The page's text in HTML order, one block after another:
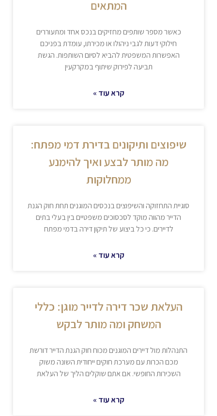
המתאים
כאשר מספר שותפים מחזיקים בנכס אחד ומתעוררים
חילוקי דעות לגבי ניהולו או מכירתו, עומדת בפניכם
האפשרות המשפטית להביא לסיום השותפות. הגשת
תביעה לפירוק שיתוף במקרקעין
קרא עוד »
שיפוצים ותיקונים בדירת דמי מפתח:
מה מותר לבצע ואיך להימנע
ממחלוקות
סוגיית התחזוקה והשיפוצים בנכסים המוגנים תחת חוק הגנת
הדייר מהווה מוקד לסכסוכים משפטיים בין בעלי בתים
לדיירים. כי כל ביצוע של תיקון דירה בדמי מפתח
קרא עוד »
העלאת שכר דירה לדייר מוגן: כללי
המשחק ומה מותר לבקש
התנהלות מול דיירים המוגנים מכוח חוק הגנת הדייר דורשת
מכם הכרות עם מערכת חוקים ייחודית השונה משוק
השכירות החופשי. אם אתם שוקלים הליך של העלאת
קרא עוד »